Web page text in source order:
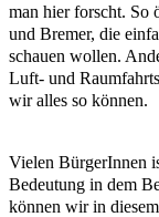
man hier forscht. So
und Bremer, die
schauen wollen.
Luft- und
wir alles so können.
Vielen BürgerInnen
Bedeutung in dem
können wir in